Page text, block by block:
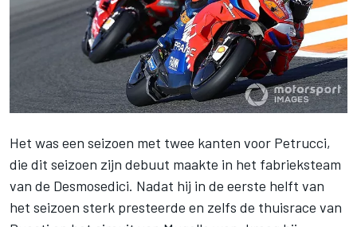
Het was een seizoen met twee kanten voor Petrucci,
die dit seizoen zijn debuut maakte in het fabrieksteam
van de Desmosedici. Nadat hij in de eerste helft van
het seizoen sterk presteerde en zelfs de thuisrace van